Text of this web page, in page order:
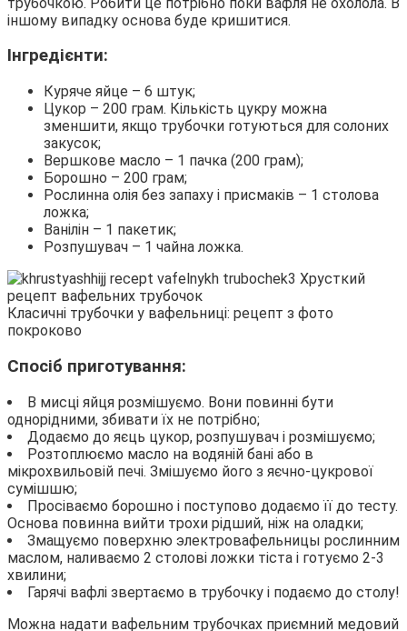
іншому випадку основа буде кришитися.
Інгредієнти:
Куряче яйце – 6 штук;
Цукор – 200 грам. Кількість цукру можна
зменшити, якщо трубочки готуються для солоних
закусок;
Вершкове масло – 1 пачка (200 грам);
Борошно – 200 грам;
Рослинна олія без запаху і присмаків – 1 столова
ложка;
Ванілін – 1 пакетик;
Розпушувач – 1 чайна ложка.
Класичні трубочки у вафельниці: рецепт з фото
покроково
Спосіб приготування:
В мисці яйця розмішуємо. Вони повинні бути
однорідними, збивати їх не потрібно;
Додаємо до яєць цукор, розпушувач і розмішуємо;
Розтоплюємо масло на водяній бані або в
мікрохвильовій печі. Змішуємо його з яєчно-цукрової
сумішшю;
Просіваємо борошно і поступово додаємо її до тесту.
Основа повинна вийти трохи рідший, ніж на оладки;
Змащуємо поверхню электровафельницы рослинним
маслом, наливаємо 2 столові ложки тіста і готуємо 2-3
хвилини;
Гарячі вафлі звертаємо в трубочку і подаємо до столу!
Можна надати вафельним трубочках приємний медовий